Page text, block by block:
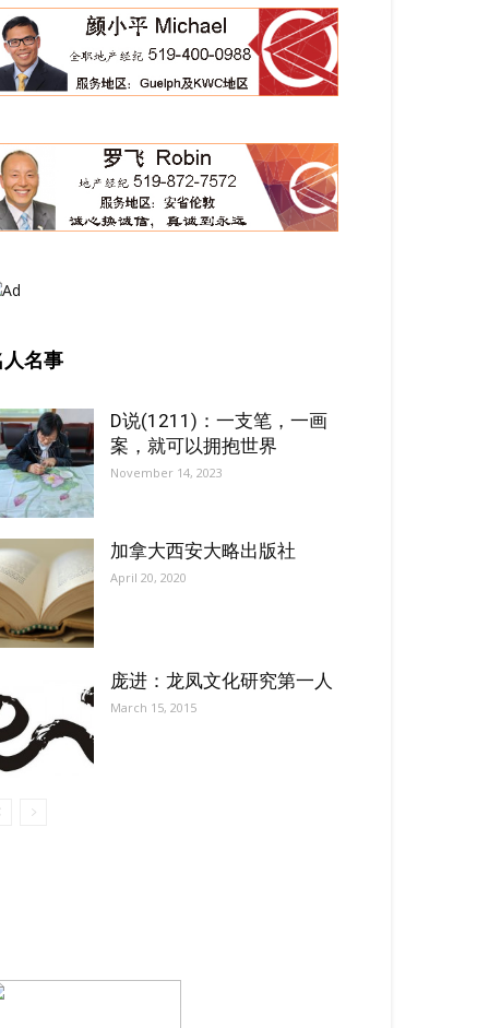
人名事
D说(1211)：一支笔，一画
案，就可以拥抱世界
November 14, 2023
加拿大西安大略出版社
April 20, 2020
庞进：龙凤文化研究第一人
March 15, 2015